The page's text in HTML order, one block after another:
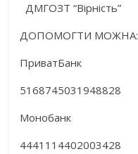
ДМГОЗТ “Вірність”
ДОПОМОГТИ МОЖНА:
ПриватБанк
5168745031948828
Монобанк
4441114402003428